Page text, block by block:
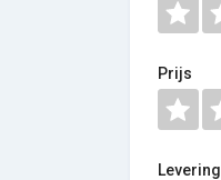
Prijs
Levering